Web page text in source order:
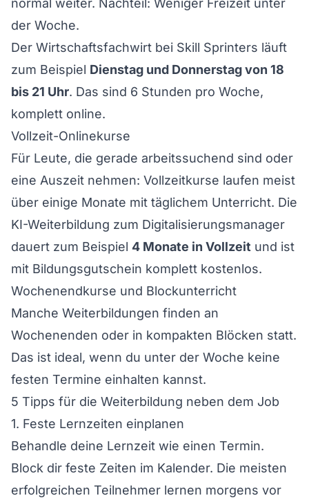
normal weiter. Nachteil: Weniger Freizeit unter
der Woche.
Der Wirtschaftsfachwirt bei Skill Sprinters läuft
zum Beispiel Dienstag und Donnerstag von 18
bis 21 Uhr. Das sind 6 Stunden pro Woche,
komplett online.
Vollzeit-Onlinekurse
Für Leute, die gerade arbeitssuchend sind oder
eine Auszeit nehmen: Vollzeitkurse laufen meist
über einige Monate mit täglichem Unterricht. Die
KI-Weiterbildung zum Digitalisierungsmanager
dauert zum Beispiel 4 Monate in Vollzeit und ist
mit Bildungsgutschein komplett kostenlos.
Wochenendkurse und Blockunterricht
Manche Weiterbildungen finden an
Wochenenden oder in kompakten Blöcken statt.
Das ist ideal, wenn du unter der Woche keine
festen Termine einhalten kannst.
5 Tipps für die Weiterbildung neben dem Job
1. Feste Lernzeiten einplanen
Behandle deine Lernzeit wie einen Termin.
Block dir feste Zeiten im Kalender. Die meisten
erfolgreichen Teilnehmer lernen morgens vor